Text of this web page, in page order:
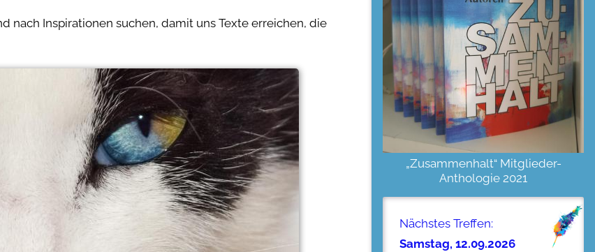
nach Inspirationen suchen, damit uns Texte erreichen, die
„Zusammenhalt“ Mitglieder-
Anthologie 2021
Nächstes Treffen:
Samstag, 12.09.2026